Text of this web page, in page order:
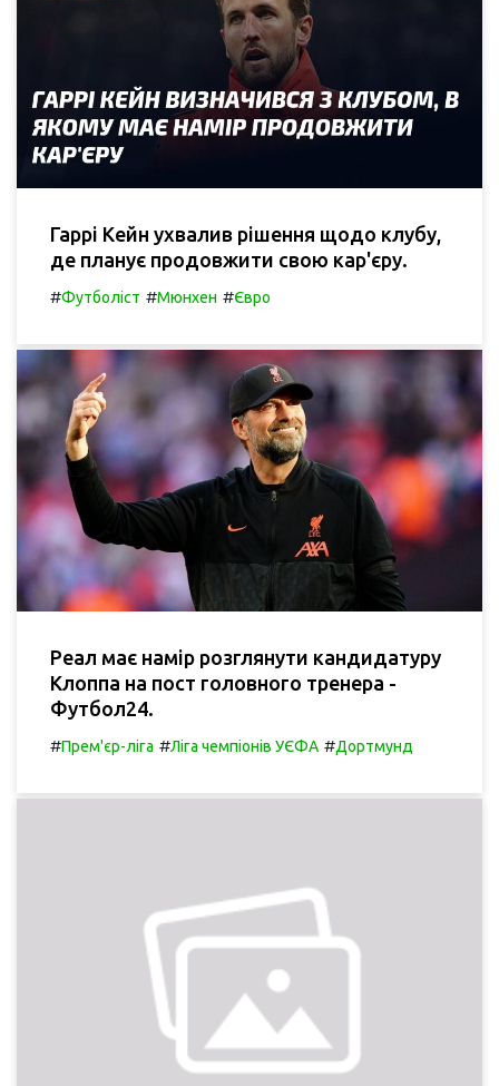
Гаррі Кейн ухвалив рішення щодо клубу,
де планує продовжити свою кар'єру.
#Футболіст #Мюнхен #Євро
Реал має намір розглянути кандидатуру
Клоппа на пост головного тренера -
Футбол24.
#Прем'єр-ліга #Ліга чемпіонів УЄФА #Дортмунд